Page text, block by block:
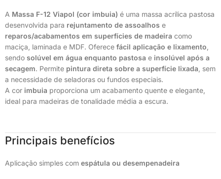
A Massa F-12 Viapol (cor imbuia) é uma massa acrílica pastosa
desenvolvida para rejuntamento de assoalhos e
reparos/acabamentos em superfícies de madeira como
maciça, laminada e MDF. Oferece fácil aplicação e lixamento
sendo solúvel em água enquanto pastosa e insolúvel após a
secagem. Permite pintura direta sobre a superfície lixada , sem
a necessidade de seladoras ou fundos especiais.
A cor imbuia proporciona um acabamento quente e elegante,
ideal para madeiras de tonalidade média a escura.
Principais benefícios
Aplicação simples com espátula ou desempenadeira